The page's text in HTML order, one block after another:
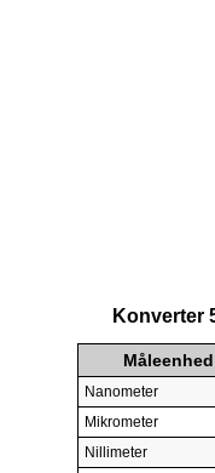
Konverter
Måleenhed
Nanometer
Mikrometer
Nillimeter